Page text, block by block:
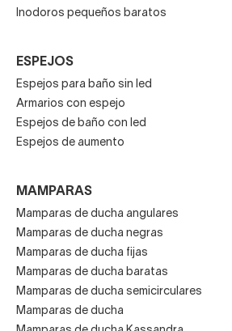
Inodoros pequeños baratos
ESPEJOS
Espejos para baño sin led
Armarios con espejo
Espejos de baño con led
Espejos de aumento
MAMPARAS
Mamparas de ducha angulares
Mamparas de ducha negras
Mamparas de ducha fijas
Mamparas de ducha baratas
Mamparas de ducha semicirculares
Mamparas de ducha